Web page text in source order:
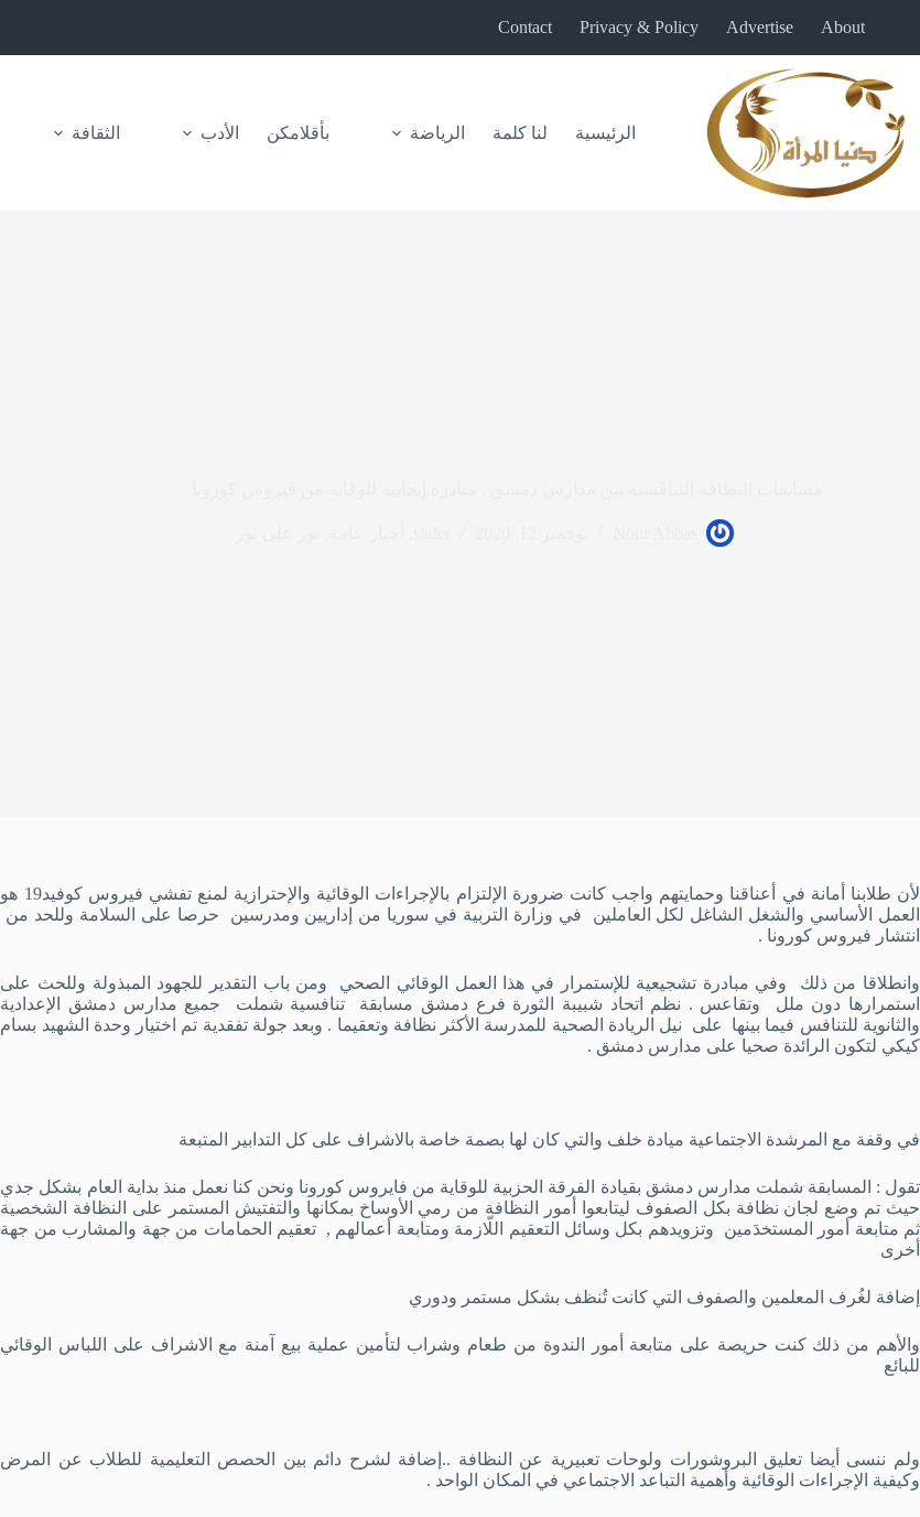
المحتوى
About
Advertise
Privacy & Policy
Contact
الرئيسية لنا كلمة الرياضة بأقلامكن الأدب الثقافة
لأن طلابنا أمانة في أعناقنا وحمايتهم واجب كانت ضرورة الإلتزام بالإجراءات الوقائية والإحترازية لمنع تفشي فيروس كوفيد19 هو
العمل الأساسي والشغل الشاغل لكل العاملين في وزارة التربية في سوريا من إداريين ومدرسين حرصا على السلامة وللحد من
انتشار فيروس كورونا .
وانطلاقا من ذلك وفي مبادرة تشجيعية للإستمرار في هذا العمل الوقائي الصحي ومن باب التقدير للجهود المبذولة وللحث على
استمرارها دون ملل وتقاعس . نظم اتحاد شبيبة الثورة فرع دمشق مسابقة تنافسية شملت جميع مدارس دمشق الإعدادية
والثانوية للتنافس فيما بينها على نيل الريادة الصحية للمدرسة الأكثر نظافة وتعقيما . وبعد جولة تفقدية تم اختيار وحدة الشهيد بسام
كيكي لتكون الرائدة صحيا على مدارس دمشق .
في وقفة مع المرشدة الاجتماعية ميادة خلف والتي كان لها بصمة خاصة بالاشراف على كل التدابير المتبعة
تقول : المسابقة شملت مدارس دمشق بقيادة الفرقة الحزبية للوقاية من فايروس كورونا ونحن كنا نعمل منذ بداية العام بشكل جدي
حيث تم وضع لجان نظافة بكل الصفوف ليتابعوا أمور النظافة من رمي الأوساخ بمكانها والتفتيش المستمر على النظافة الشخصية
ثم متابعة أمور المستخدَمين وتزويدهم بكل وسائل التعقيم اللّازمة ومتابعة أعمالهم , تعقيم الحمامات من جهة والمشارب من جهة
أخرى
إضافة لغُرف المعلمين والصفوف التي كانت تُنظف بشكل مستمر ودوري
والأهم من ذلك كنت حريصة على متابعة أمور الندوة من طعام وشراب لتأمين عملية بيع آمنة مع الاشراف على اللباس الوقائي
للبائع
ولم ننسى أيضا تعليق البروشورات ولوحات تعبيرية عن النظافة ..إضافة لشرح دائم بين الحصص التعليمية للطلاب عن المرض
وكيفية الإجراءات الوقائية وأهمية التباعد الاجتماعي في المكان الواحد .